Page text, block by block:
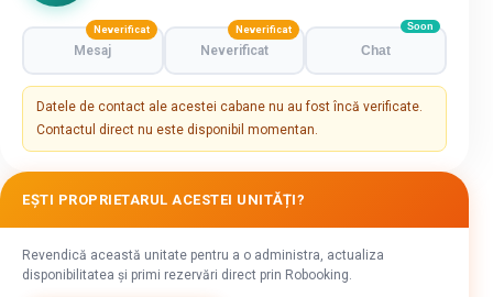
Mesaj
Neverificat
Neverificat
Neverificat
Chat
Soon
Datele de contact ale acestei cabane nu au fost încă verificate.
Contactul direct nu este disponibil momentan.
EȘTI PROPRIETARUL ACESTEI UNITĂȚI?
Revendică această unitate pentru a o administra, actualiza
disponibilitatea și primi rezervări direct prin Robooking.